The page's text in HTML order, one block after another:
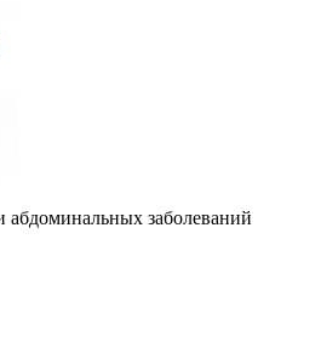
абдоминальных заболеваний